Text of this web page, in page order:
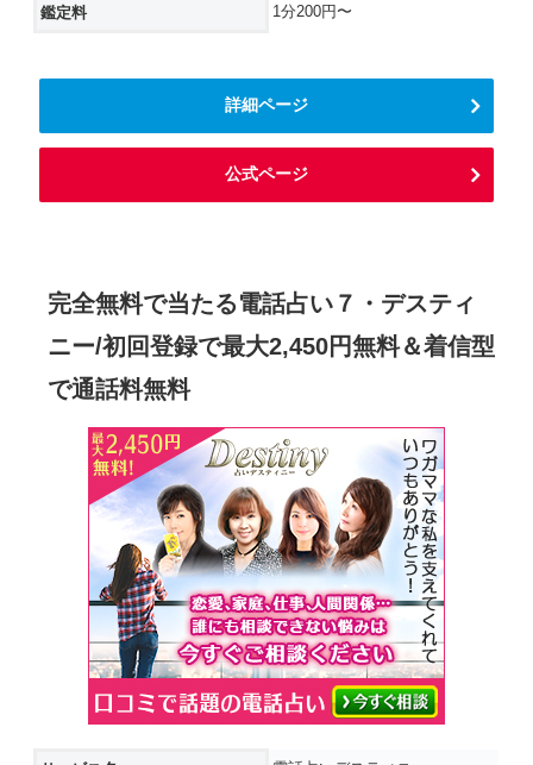
鑑定料 1分200円〜
詳細ページ
公式ページ
完全無料で当たる電話占い７・デスティ
ニー/初回登録で最大2,450円無料＆着信型
で通話料無料